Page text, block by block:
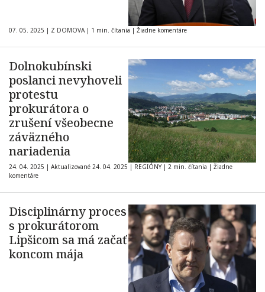
07. 05. 2025 | Z DOMOVA | 1 min. čítania | Žiadne komentáre
Dolnokubínski
poslanci nevyhoveli
protestu
prokurátora o
zrušení všeobecne
záväzného
nariadenia
24. 04. 2025 | Aktualizované 24. 04. 2025 | REGIÓNY | 2 min. čítania | Žiadne
komentáre
Disciplinárny proces
s prokurátorom
Lipšicom sa má začať
koncom mája